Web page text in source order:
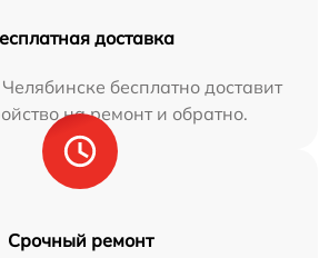
доставка
бесплатно доставит
на ремонт и обратно.
Срочный ремонт